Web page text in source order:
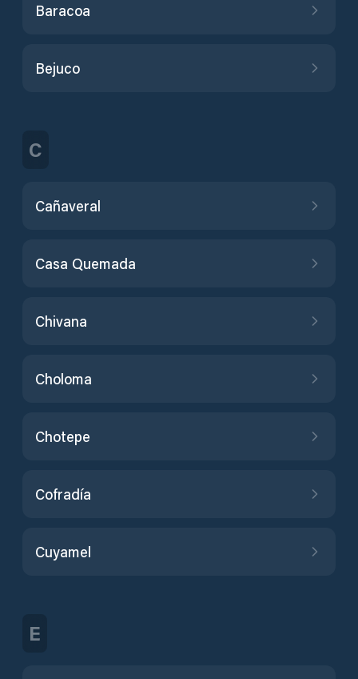
Baracoa
Bejuco
C
Cañaveral
Casa Quemada
Chivana
Choloma
Chotepe
Cofradía
Cuyamel
E